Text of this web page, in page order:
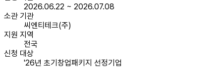
2026.06.22 ~ 2026.07.08
소관 기관
씨엔티테크(주)
지원 지역
전국
신청 대상
'26년 초기창업패키지 선정기업